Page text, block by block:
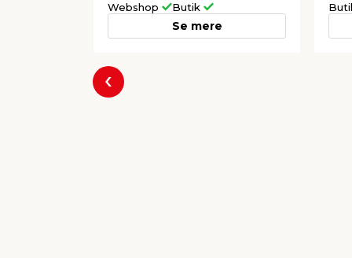
Webshop Butik
Se mere
Forrige